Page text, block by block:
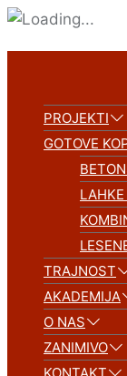
PROJEKTI
GOTOVE
LAHKE
TRAJNOST
AKADEMIJA
O NAS
ZANIMIVO